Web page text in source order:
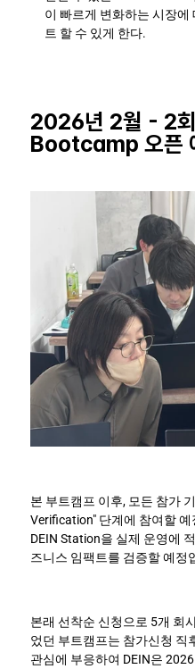
이 빠르게 변화하는 시장
트 할 수 있게 한다.
2026년 2월 - 2
Bootcamp 오픈
본 부트캠프 이후, 모든 참가
Verification" 단계에 참여할
DEIN Station을 실제 운영에
즈니스 임팩트를 검증할 예정
본래 선착순 신청으로 5개 회
었던 부트캠프는 참가신청 직
관심에 부응하여 DEIN은